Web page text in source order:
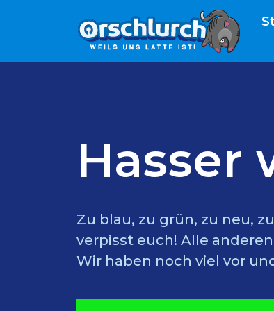
Hasser
Zu blau, zu grün, zu neu,
verpisst euch! Alle
Wir haben noch viel vor